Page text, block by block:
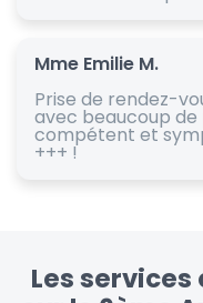
Mme Emilie M.
Prise de rendez-
avec beaucoup de
compétent et
+++ !
Les